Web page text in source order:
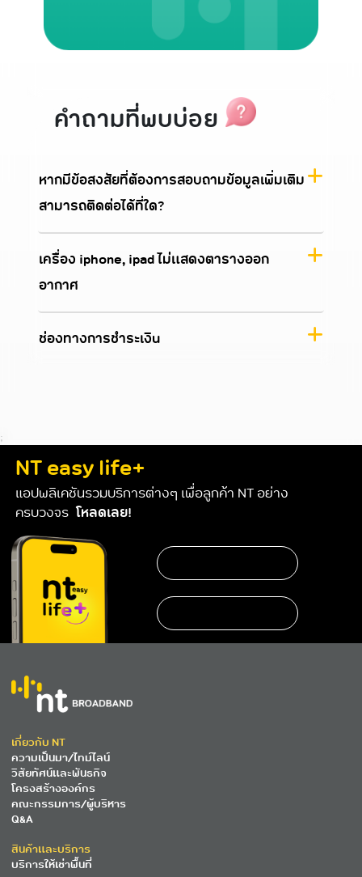
คำถามที่พบบ่อย
หากมีข้อสงสัยที่ต้องการสอบถามข้อมูลเพิ่มเติม
สามารถติดต่อได้ที่ใด?
เครื่อง iphone, ipad ไม่แสดงตารางออก
อากาศ
ช่องทางการชำระเงิน
https://www.nteservice.com/eservice
;
NT easy life+
แอปพลิเคชันรวมบริการต่างๆ เพื่อลูกค้า NT อย่าง
ครบวงจร โหลดเลย!
เกี่ยวกับ NT
ความเป็นมา/ไทม์ไลน์
วิสัยทัศน์และพันธกิจ
โครงสร้างองค์กร
คณะกรรมการ/ผู้บริหาร
Q&A
สินค้าและบริการ
บริการให้เช่าพื้นที่